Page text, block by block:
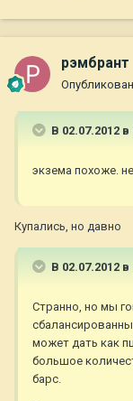
рэмбрант
В 02.07.2012
экзема похоже.
Купались, но давно
В 02.07.2012 в
Странно, но мы
может дать как
большое
барс.